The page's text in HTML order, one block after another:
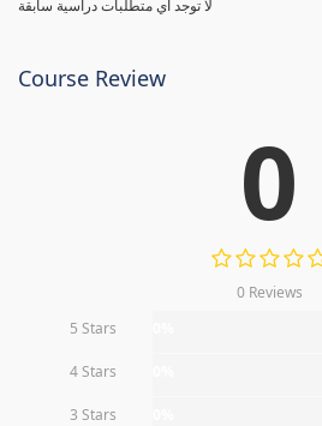
لا توجد اي متطلبات دراسية سابقة
Course Review
0
0 Reviews
5 Stars
4 Stars
3 Stars